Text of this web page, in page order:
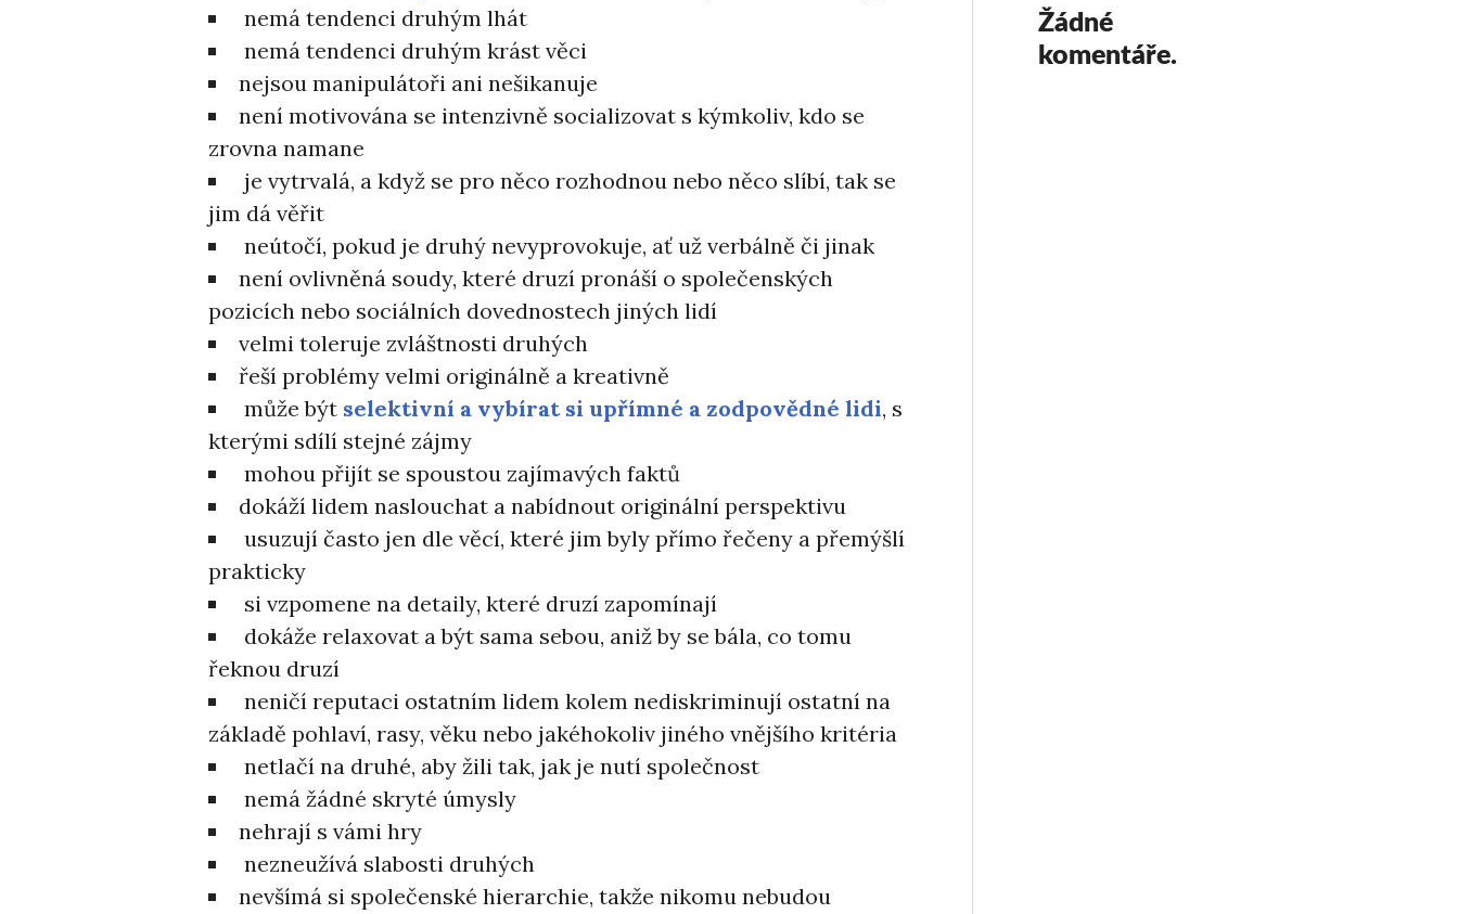
nemá tendenci druhým lhát
nemá tendenci druhým krást věci
nejsou manipulátoři ani nešikanuje
není motivována se intenzivně socializovat s kýmkoliv, kdo se
zrovna namane
je vytrvalá, a když se pro něco rozhodnou nebo něco slíbí, tak se
jim dá věřit
neútočí, pokud je druhý nevyprovokuje, ať už verbálně či jinak
není ovlivněná soudy, které druzí pronáší o společenských
pozicích nebo sociálních dovednostech jiných lidí
velmi toleruje zvláštnosti druhých
řeší problémy velmi originálně a kreativně
může být selektivní a vybírat si upřímné a zodpovědné lidi, s
kterými sdílí stejné zájmy
mohou přijít se spoustou zajímavých faktů
dokáží lidem naslouchat a nabídnout originální perspektivu
usuzují často jen dle věcí, které jim byly přímo řečeny a přemýšlí
prakticky
si vzpomene na detaily, které druzí zapomínají
dokáže relaxovat a být sama sebou, aniž by se bála, co tomu
řeknou druzí
neničí reputaci ostatním lidem kolem nediskriminují ostatní na
základě pohlaví, rasy, věku nebo jakéhokoliv jiného vnějšího kritéria
netlačí na druhé, aby žili tak, jak je nutí společnost
nemá žádné skryté úmysly
nehrají s vámi hry
nezneužívá slabosti druhých
nevšímá si společenské hierarchie, takže nikomu nebudou
Žádné
komentáře.